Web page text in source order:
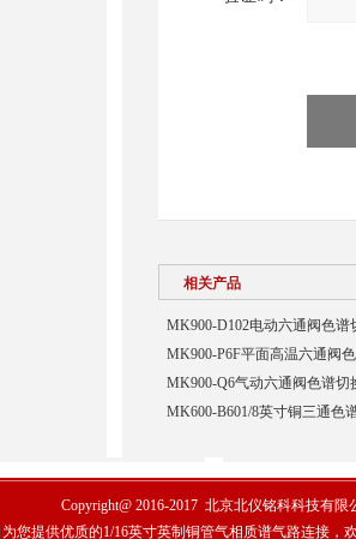
相关产品
MK900-D102电动六通阀色
MK900-P6F平面高温六通阀
MK900-Q6气动六通阀色谱
MK600-B601/8英寸铜三通色
Copyright@ 2016-2017 北京北仪铭科科技有限
您提供优质的1/16英寸英制铜管气相质谱气路连接